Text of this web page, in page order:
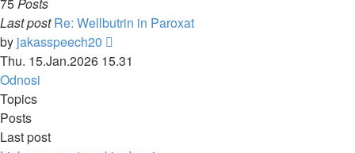
Last post Re: Wellbutrin in Paroxat
by jakasspeech20
the
Thu. 15.Jan.2026 15.31
Odnosi
Topics
Posts
Last post